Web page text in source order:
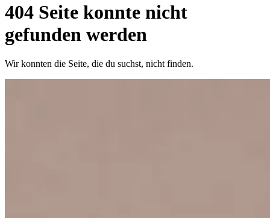
404 Seite konnte nicht
gefunden werden
Wir konnten die Seite, die du suchst, nicht finden.